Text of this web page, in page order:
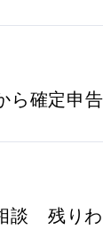
ら確定申
談 残り